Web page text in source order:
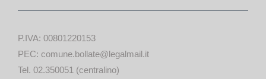
P.IVA: 00801220153
PEC: comune.bollate@legalmail.it
Tel. 02.350051 (centralino)